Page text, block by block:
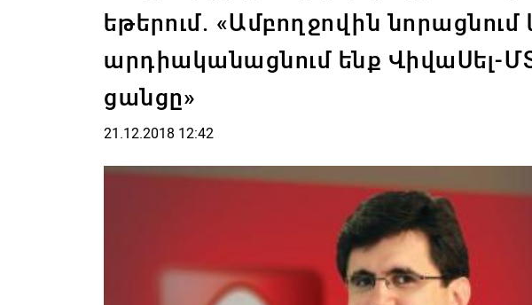
եթերում. «Ամբողջովին նորացնում
արդիականացնում ենք ՎիվաՍել-
ցանցը»
21.12.2018 12:42